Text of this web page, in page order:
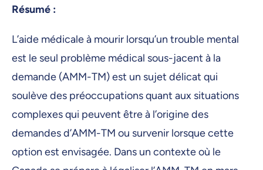
Résumé :
L’aide médicale à mourir lorsqu’un trouble mental
est le seul problème médical sous-jacent à la
demande (AMM-TM) est un sujet délicat qui
soulève des préoccupations quant aux situations
complexes qui peuvent être à l’origine des
demandes d’AMM-TM ou survenir lorsque cette
option est envisagée. Dans un contexte où le